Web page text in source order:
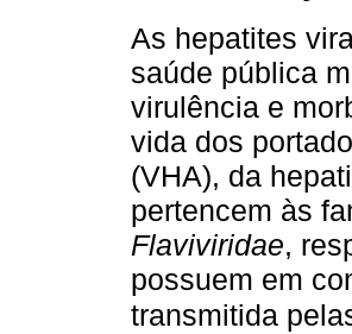
As hepatites
saúde pública
virulência e
vida dos
(VHA), da
pertencem às
Flaviviridae,
possuem em
transmitida